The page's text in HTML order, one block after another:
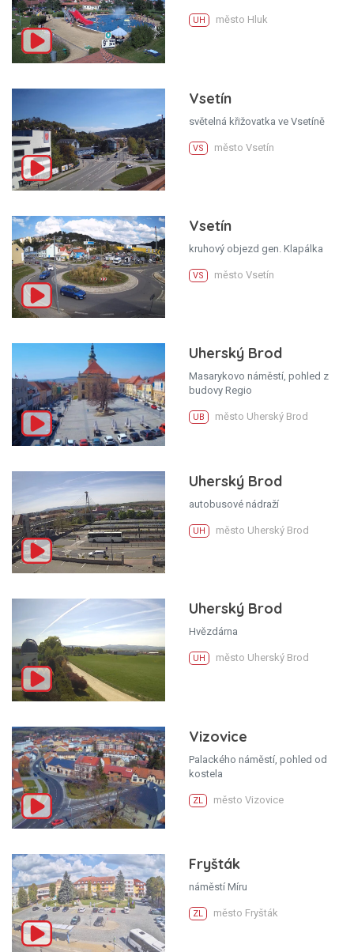
UH město Hluk
Vsetín
světelná křižovatka ve Vsetíně
VS město Vsetín
Vsetín
kruhový objezd gen. Klapálka
VS město Vsetín
Uherský Brod
Masarykovo náměstí, pohled z
budovy Regio
UB město Uherský Brod
Uherský Brod
autobusové nádraží
UH město Uherský Brod
Uherský Brod
Hvězdárna
UH město Uherský Brod
Vizovice
Palackého náměstí, pohled od
kostela
ZL město Vizovice
Fryšták
náměstí Míru
ZL město Fryšták